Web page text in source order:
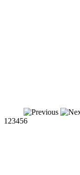
1 23456